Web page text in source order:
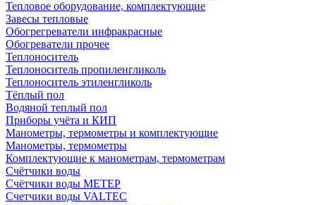
Тепловое оборудование, комплектующие
Завесы тепловые
Обогрегреватели инфракрасные
Обогреватели прочее
Теплоноситель
Теплоноситель пропиленгликоль
Теплоноситель этиленгликоль
Тёплый пол
Водяной теплый пол
Приборы учёта и КИП
Манометры, термометры и комплектующие
Манометры, термометры
Комплектующие к манометрам, термометрам
Счётчики воды
Счётчики воды МЕТЕР
Счетчики воды VALTEC